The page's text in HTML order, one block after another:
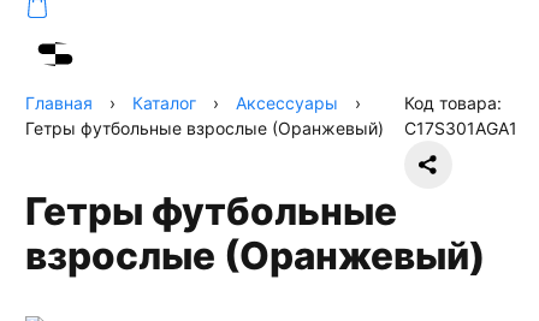
Главная › Каталог › Аксессуары
›
Гетры футбольные взрослые (Оранжевый)
Код товара:
C17S301AGA1
Гетры футбольные
взрослые (Оранжевый)